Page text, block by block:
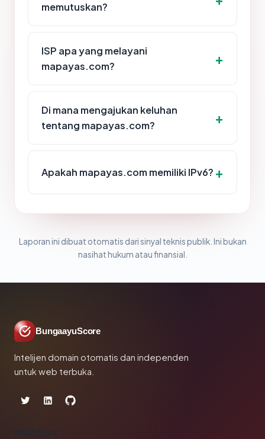
memutuskan?
ISP apa yang melayani
mapayas.com?
Di mana mengajukan keluhan
tentang mapayas.com?
Apakah mapayas.com memiliki IPv6?
Laporan ini dibuat otomatis dari sinyal teknis publik. Ini bukan
nasihat hukum atau finansial.
BungaayuScore
Intelijen domain otomatis dan independen
untuk web terbuka.
PRODUK